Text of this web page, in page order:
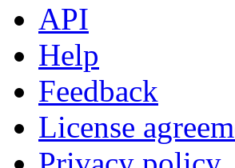
API
Help
Feedback
License